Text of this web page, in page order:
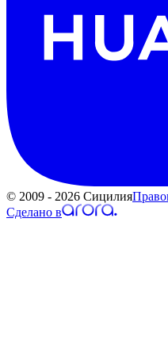
© 2009 - 2026 Сицилия
Сделано в